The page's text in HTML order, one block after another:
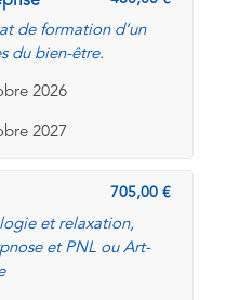
de formation d’un
du bien-être.
2026
2027
705,00
et relaxation,
et PNL ou Art-